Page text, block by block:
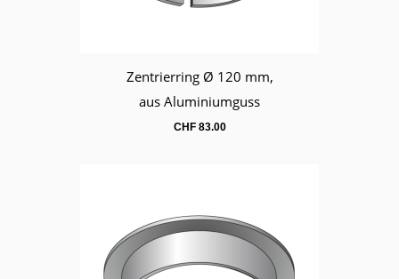
WarenkorbZentrierring Ø 120 mm,
aus Aluminiumguss
CHF83.00